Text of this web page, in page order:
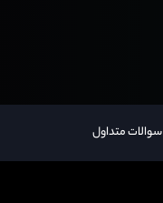
سوالات متداول